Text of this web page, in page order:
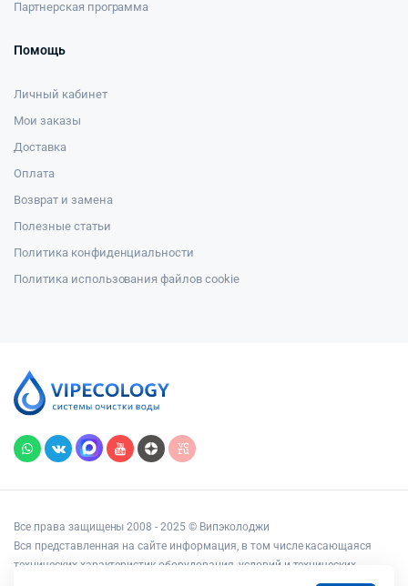
Партнерская программа
Помощь
Личный кабинет
Мои заказы
Доставка
Оплата
Возврат и замена
Полезные статьи
Политика конфиденциальности
Политика использования файлов cookie
Все права защищены 2008 - 2025 © Випэколоджи
Вся представленная на сайте информация, в том числе касающаяся
технических характеристик оборудования, условий и технических